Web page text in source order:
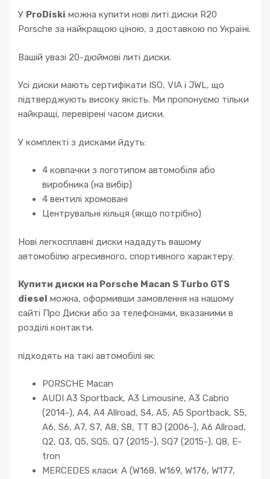
У ProDiski можна купити нові литі диски R20
Porsche за найкращою ціною, з доставкою по Україні.
Вашій увазі 20-дюймові литі диски.
Усі диски мають сертифікати ISO, VIA і JWL, що
підтверджують високу якість. Ми пропонуємо тільки
найкращі, перевірені часом диски.
У комплекті з дисками йдуть:
4 ковпачки з логотипом автомобіля або
виробника (на вибір)
4 вентилі хромовані
Центрувальні кільця (якщо потрібно)
Нові легкосплавні диски нададуть вашому
автомобілю агресивного, спортивного характеру.
Купити диски на Porsche Macan S Turbo GTS
diesel можна, оформивши замовлення на нашому
сайті Про Диски або за телефонами, вказаними в
розділі контакти.
підходять на такі автомобілі як:
PORSCHE Macan
AUDI A3 Sportback, A3 Limousine, A3 Cabrio
(2014-), A4, A4 Allroad, S4, A5, A5 Sportback, S5,
A6, S6, A7, S7, A8, S8, TT 8J (2006-), A6 Allroad,
Q2, Q3, Q5, SQ5, Q7 (2015-), SQ7 (2015-), Q8, E-
tron
MERCEDES класи: A (W168, W169, W176, W177,